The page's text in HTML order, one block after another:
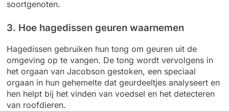
soortgenoten.
3. Hoe hagedissen geuren waarnemen
Hagedissen gebruiken hun tong om geuren uit de
omgeving op te vangen. De tong wordt vervolgens in
het orgaan van Jacobson gestoken, een speciaal
orgaan in hun gehemelte dat geurdeeltjes analyseert en
hen helpt bij het vinden van voedsel en het detecteren
van roofdieren.